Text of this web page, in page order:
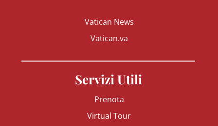
Vatican News
Vatican.va
Servizi Utili
Prenota
Virtual Tour